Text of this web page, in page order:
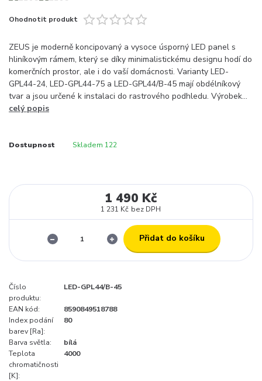
Ohodnotit produkt
ZEUS je moderně koncipovaný a vysoce úsporný LED panel s
hliníkovým rámem, který se díky minimalistickému designu hodí do
komerčních prostor, ale i do vaší domácnosti. Varianty LED-
GPL44-24, LED-GPL44-75 a LED-GPL44/B-45 mají obdélníkový
tvar a jsou určené k instalaci do rastrového podhledu. Výrobek...
celý popis
Dostupnost Skladem 122
1 490 Kč
1 231 Kč bez DPH
Přidat do košíku
Číslo
produktu:
LED-GPL44/B-45
EAN kód:
8590849518788
Index podání
barev [Ra]:
80
Barva světla:
bílá
Teplota
chromatičnosti
[K]:
4000